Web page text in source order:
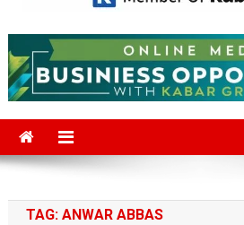
Mediajakarta.com
TAG: ANWAR ABBAS